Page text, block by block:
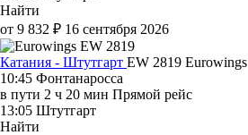
Найти
от 9 832 ₽ 16 сентября 2026
Катания - Штутгарт EW 2819 Eurowings
10:45 Фонтанаросса
в пути 2 ч 20 мин Прямой рейс
13:05 Штутгарт
Найти